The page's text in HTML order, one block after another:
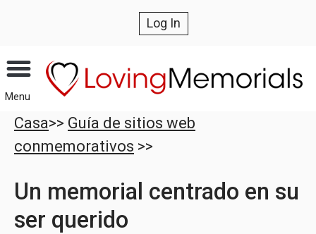
Log In
Menu
Casa>> Guía de sitios web
conmemorativos >>
Un memorial centrado en su
ser querido